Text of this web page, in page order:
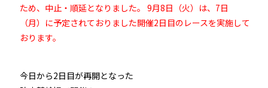
ため、中止・順延となりました。 9月8日（火）は、7日
（月）に予定されておりました開催2日目のレースを実施して
おります。
今日から2日目が再開となった